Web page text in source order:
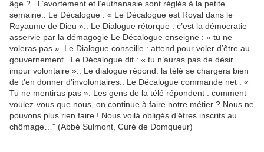
âge ?...L’avortement et l’euthanasie sont réglés à la petite
semaine.. Le Décalogue : « Le Décalogue est Royal dans le
Royaume de Dieu ».. Le Dialogue rétorque : c’est la démocratie
asservie par la démagogie Le Décalogue enseigne : « tu ne
voleras pas ». Le Dialogue conseille : attend pour voler d’être au
gouvernement.. Le Décalogue dit : « tu n’auras pas de désir
impur volontaire ».. Le dialogue répond: la télé se chargera bien
de t'en donner d'involontaires.. Le Décalogue commande net : «
Tu ne mentiras pas ». Les gens de la télé répondent : comment
voulez-vous que nous, on continue à faire notre métier ? Nous ne
pouvons plus rien faire ! Nous voilà obligés d’êtres inscrits au
chômage…" (Abbé Sulmont, Curé de Domqueur)